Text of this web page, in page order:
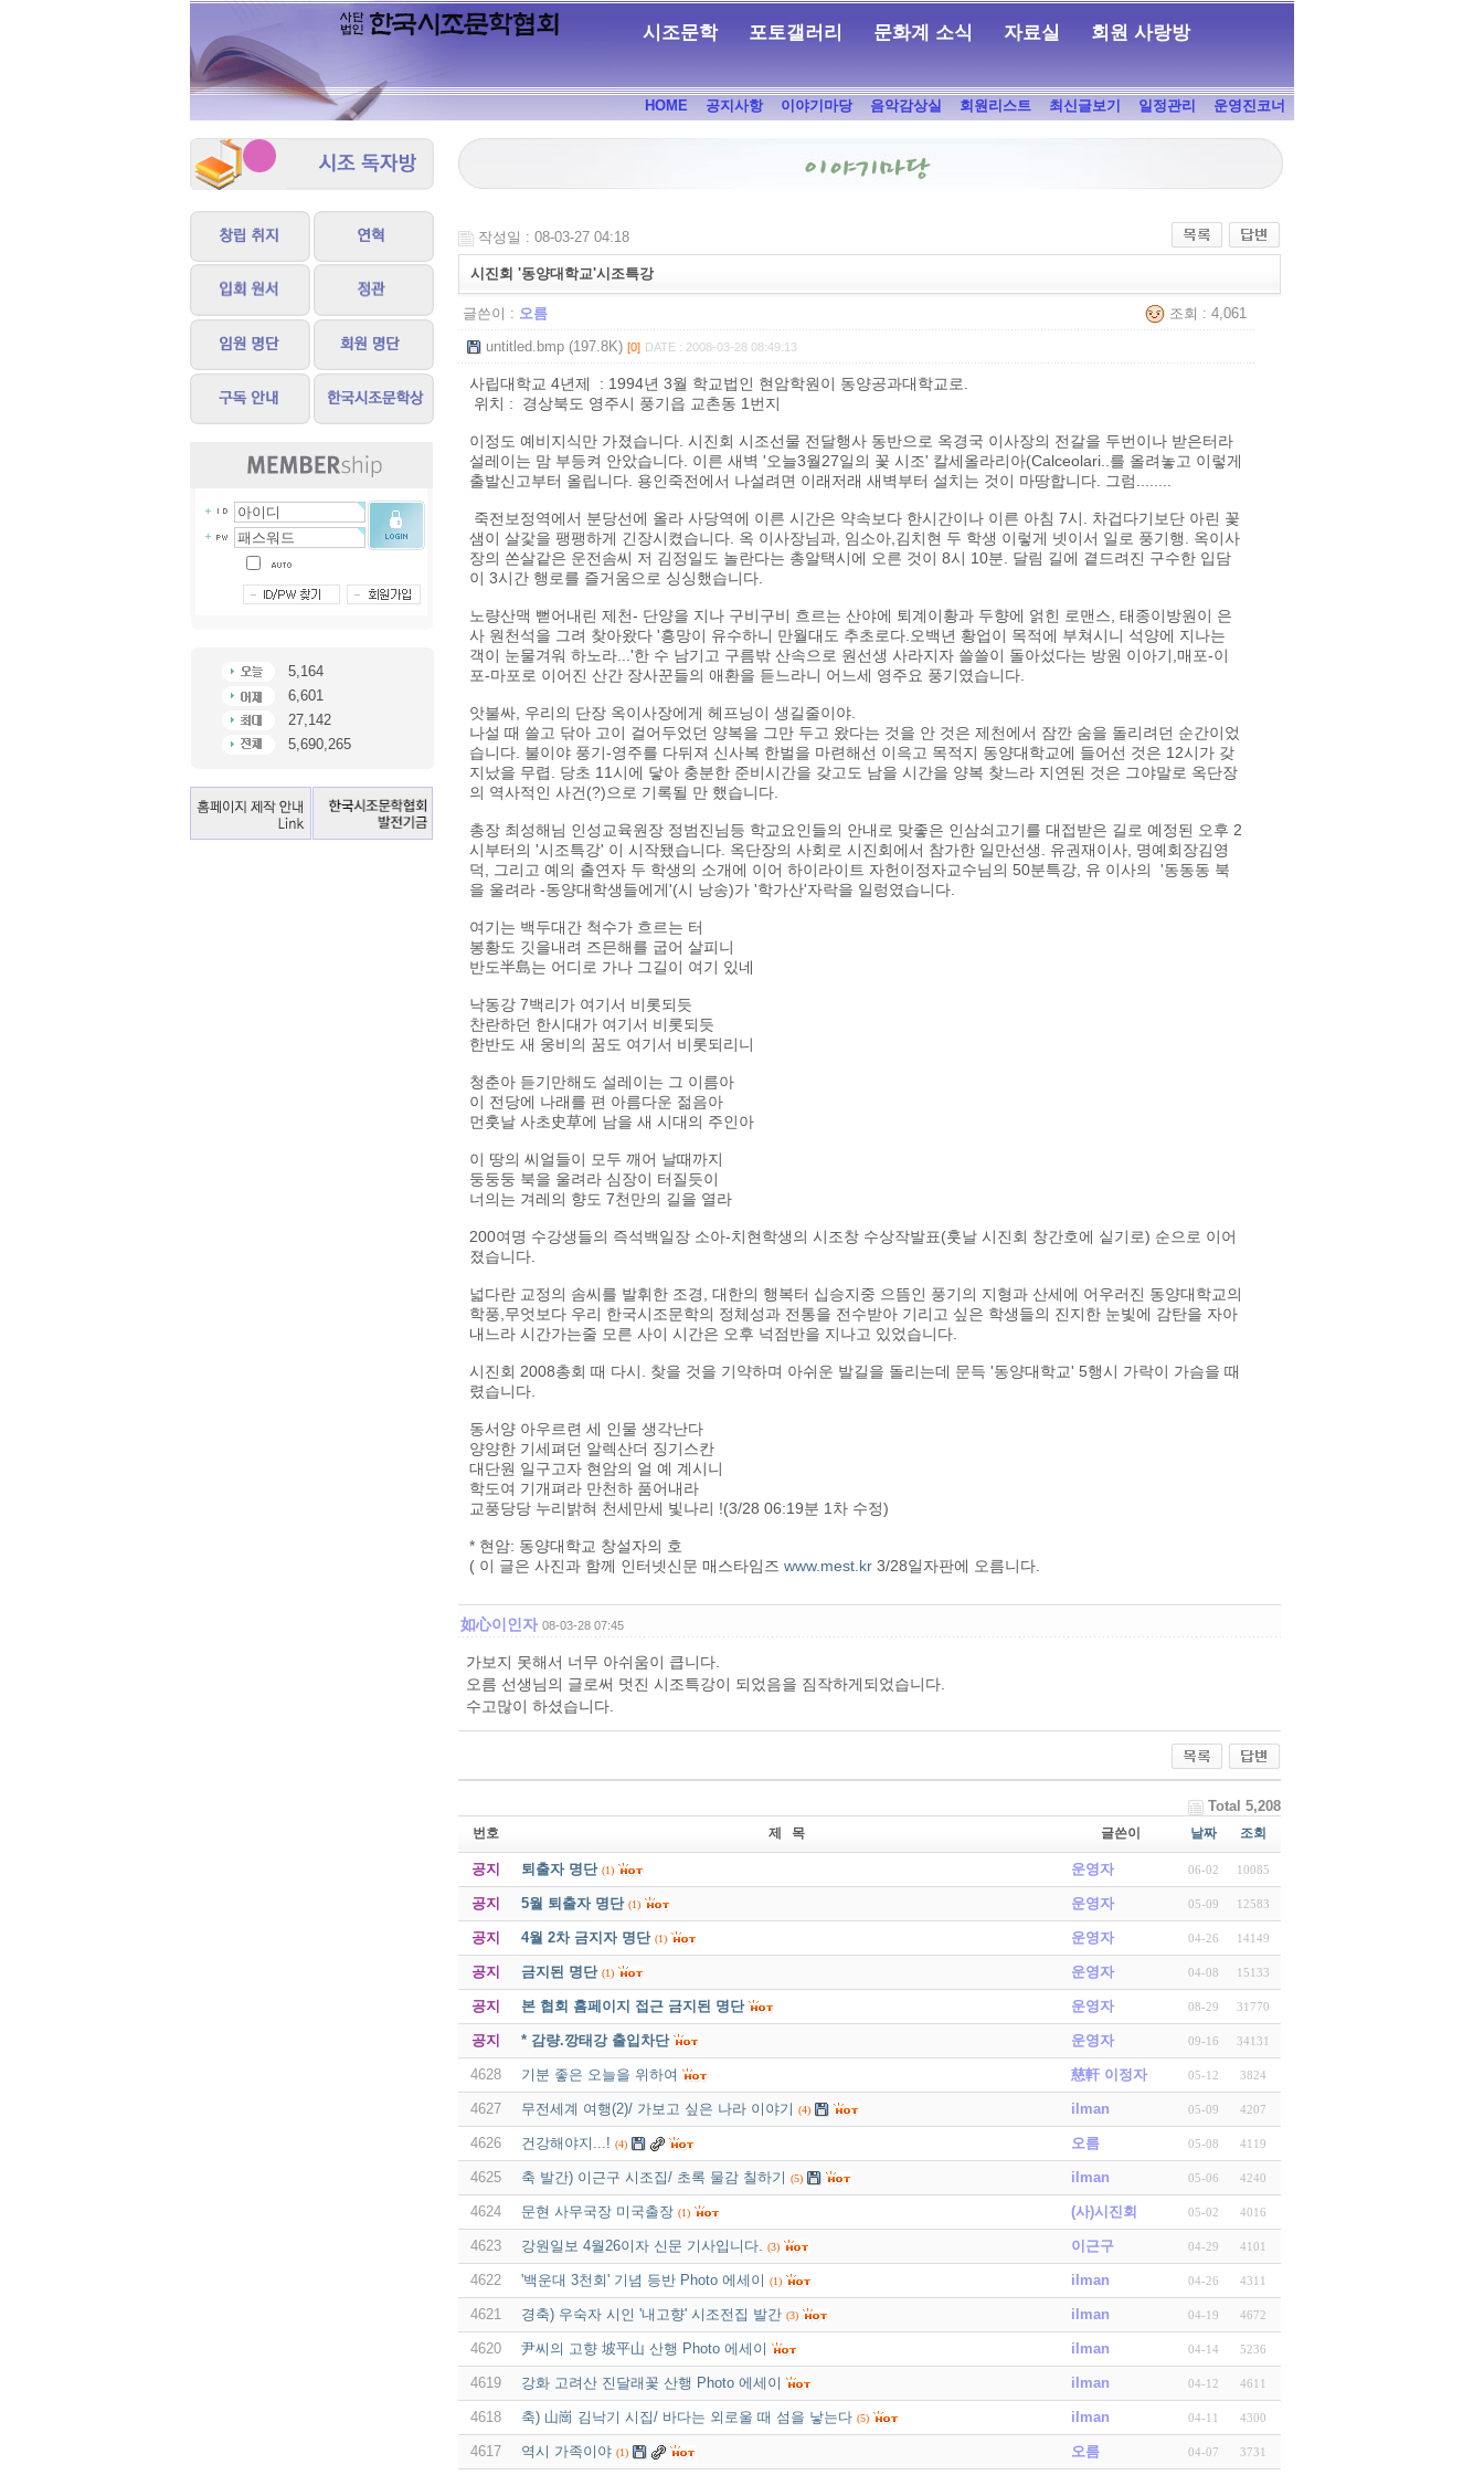
시조문학 포토갤러리 문화계 소식 자료실 회원 사랑방
HOME 공지사항 이야기마당 음악감상실 회원리스트 최신글보기 일정관리 운영진코너
5,164
6,601
27,142
5,690,265
작성일 : 08-03-27 04:18
시진회 '동양대학교'시조특강
글쓴이 : 오름
조회 : 4,061
untitled.bmp (197.8K) [0] DATE : 2008-03-28 08:49:13
사립대학교 4년제 : 1994년 3월 학교법인 현암학원이 동양공과대학교로.
위치 : 경상북도 영주시 풍기읍 교촌동 1번지
이정도 예비지식만 가졌습니다. 시진회 시조선물 전달행사 동반으로 옥경국 이사장의 전갈을 두번이나 받은터라
설레이는 맘 부등켜 안았습니다. 이른 새벽 '오늘3월27일의 꽃 시조' 칼세올라리아(Calceolari..를 올려놓고 이렇게
출발신고부터 올립니다. 용인죽전에서 나설려면 이래저래 새벽부터 설치는 것이 마땅합니다. 그럼........
죽전보정역에서 분당선에 올라 사당역에 이른 시간은 약속보다 한시간이나 이른 아침 7시. 차겁다기보단 아린 꽃
샘이 살갗을 팽팽하게 긴장시켰습니다. 옥 이사장님과, 임소아,김치현 두 학생 이렇게 넷이서 일로 풍기행. 옥이사
장의 쏜살같은 운전솜씨 저 김정일도 놀란다는 총알택시에 오른 것이 8시 10분. 달림 길에 곁드려진 구수한 입담
이 3시간 행로를 즐거움으로 싱싱했습니다.
노량산맥 뻗어내린 제천- 단양을 지나 구비구비 흐르는 산야에 퇴계이황과 두향에 얽힌 로맨스, 태종이방원이 은
사 원천석을 그려 찾아왔다 '흥망이 유수하니 만월대도 추초로다.오백년 황업이 목적에 부쳐시니 석양에 지나는
객이 눈물겨워 하노라...'한 수 남기고 구름밖 산속으로 원선생 사라지자 쓸쓸이 돌아섰다는 방원 이아기,매포-이
포-마포로 이어진 산간 장사꾼들의 애환을 듣느라니 어느세 영주요 풍기였습니다.
앗불싸, 우리의 단장 옥이사장에게 헤프닝이 생길줄이야.
나설 때 쓸고 닦아 고이 걸어두었던 양복을 그만 두고 왔다는 것을 안 것은 제천에서 잠깐 숨을 돌리려던 순간이었
습니다. 불이야 풍기-영주를 다뒤져 신사복 한벌을 마련해선 이윽고 목적지 동양대학교에 들어선 것은 12시가 갖
지났을 무렵. 당초 11시에 닿아 충분한 준비시간을 갖고도 남을 시간을 양복 찾느라 지연된 것은 그야말로 옥단장
의 역사적인 사건(?)으로 기록될 만 했습니다.
총장 최성해님 인성교육원장 정범진님등 학교요인들의 안내로 맞좋은 인삼쇠고기를 대접받은 길로 예정된 오후 2
시부터의 '시조특강' 이 시작됐습니다. 옥단장의 사회로 시진회에서 참가한 일만선생. 유권재이사, 명예회장김영
덕, 그리고 예의 출연자 두 학생의 소개에 이어 하이라이트 자헌이정자교수님의 50분특강, 유 이사의 '동동동 북
을 울려라 -동양대학생들에게'(시 낭송)가 '학가산'자락을 일렁였습니다.
여기는 백두대간 척수가 흐르는 터
봉황도 깃을내려 즈믄해를 굽어 살피니
반도半島는 어디로 가나 그길이 여기 있네
낙동강 7백리가 여기서 비롯되듯
찬란하던 한시대가 여기서 비롯되듯
한반도 새 웅비의 꿈도 여기서 비롯되리니
청춘아 듣기만해도 설레이는 그 이름아
이 전당에 나래를 편 아름다운 젊음아
먼훗날 사초史草에 남을 새 시대의 주인아
이 땅의 씨얼들이 모두 깨어 날때까지
둥둥둥 북을 울려라 심장이 터질듯이
너의는 겨레의 향도 7천만의 길을 열라
200여명 수강생들의 즉석백일장 소아-치현학생의 시조창 수상작발표(훗날 시진회 창간호에 싵기로) 순으로 이어
졌습니다.
넓다란 교정의 솜씨를 발휘한 조경, 대한의 행복터 십승지중 으뜸인 풍기의 지형과 산세에 어우러진 동양대학교의
학풍,무엇보다 우리 한국시조문학의 정체성과 전통을 전수받아 기리고 싶은 학생들의 진지한 눈빛에 감탄을 자아
내느라 시간가는줄 모른 사이 시간은 오후 넉점반을 지나고 있었습니다.
시진회 2008총회 때 다시. 찾을 것을 기약하며 아쉬운 발길을 돌리는데 문득 '동양대학교' 5행시 가락이 가슴을 때
렸습니다.
동서양 아우르련 세 인물 생각난다
양양한 기세펴던 알렉산더 징기스칸
대단원 일구고자 현암의 얼 예 계시니
학도여 기개펴라 만천하 품어내라
교풍당당 누리밝혀 천세만세 빛나리 !(3/28 06:19분 1차 수정)
* 현암: 동양대학교 창설자의 호
( 이 글은 사진과 함께 인터넷신문 매스타임즈 www.mest.kr 3/28일자판에 오름니다.
如心이인자 08-03-28 07:45
가보지 못해서 너무 아쉬움이 큽니다.
오름 선생님의 글로써 멋진 시조특강이 되었음을 짐작하게되었습니다.
수고많이 하셨습니다.
Total 5,208
번호 제 목 글쓴이 날짜 조회
공지 퇴출자 명단 (1) 운영자 06-02 10085
공지 5월 퇴출자 명단 (1) 운영자 05-09 12583
공지 4월 2차 금지자 명단 (1) 운영자 04-26 14149
공지 금지된 명단 (1) 운영자 04-08 15133
공지 본 협회 홈페이지 접근 금지된 명단 운영자 08-29 31770
공지 * 감량.깡태강 출입차단 운영자 09-16 34131
4628 기분 좋은 오늘을 위하여 慈軒 이정자 05-12 3824
4627 무전세계 여행(2)/ 가보고 싶은 나라 이야기 (4) ilman 05-09 4207
4626 건강해야지...! (4) 오름 05-08 4119
4625 축 발간) 이근구 시조집/ 초록 물감 칠하기 (5) ilman 05-06 4240
4624 문현 사무국장 미국출장 (1) (사)시진회 05-02 4016
4623 강원일보 4월26이자 신문 기사입니다. (3) 이근구 04-29 4101
4622 '백운대 3천회' 기념 등반 Photo 에세이 (1) ilman 04-26 4311
4621 경축) 우숙자 시인 '내고향' 시조전집 발간 (3) ilman 04-19 4672
4620 尹씨의 고향 坡平山 산행 Photo 에세이 ilman 04-14 5236
4619 강화 고려산 진달래꽃 산행 Photo 에세이 ilman 04-12 4611
4618 축) 山崗 김낙기 시집/ 바다는 외로울 때 섬을 낳는다 (5) ilman 04-11 4300
4617 역시 가족이야 (1) 오름 04-07 3731